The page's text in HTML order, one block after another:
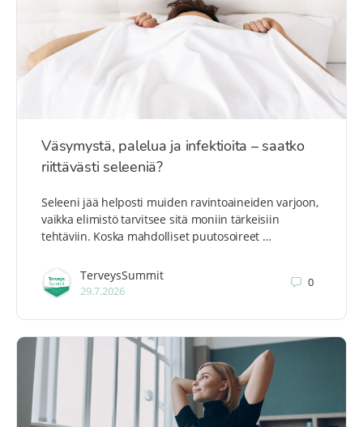
Väsymystä, palelua ja infektioita – saatko
riittävästi seleeniä?
Seleeni jää helposti muiden ravintoaineiden varjoon,
vaikka elimistö tarvitsee sitä moniin tärkeisiin
tehtäviin. Koska mahdolliset puutosoireet …
TerveysSummit
29.7.2026
0